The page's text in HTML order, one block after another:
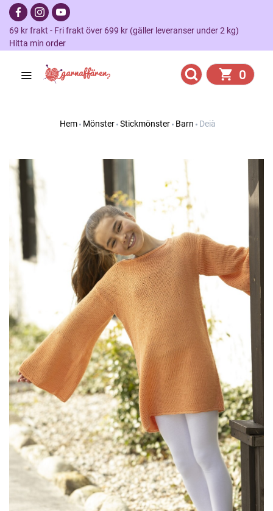
69 kr frakt - Fri frakt över 699 kr (gäller leveranser under 2 kg)
Hitta min order
0
Hem Mönster Stickmönster Barn Deià